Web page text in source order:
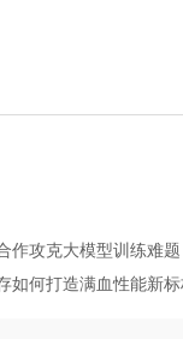
作攻克大模型训练难题
如何打造满血性能新标